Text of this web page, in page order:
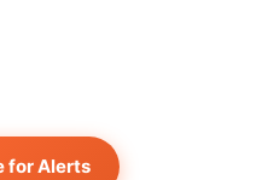
for Alerts